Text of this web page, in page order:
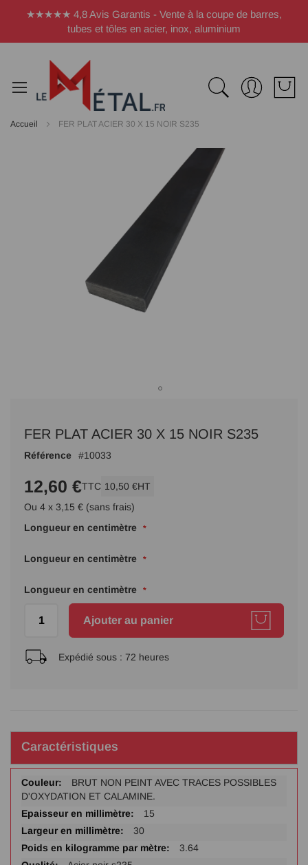
★★★★★ 4,8 Avis Garantis - Vente à la coupe de barres,
tubes et tôles en acier, inox, aluminium
Accueil FER PLAT ACIER 30 X 15 NOIR S235
début
d’images
FER PLAT ACIER 30 X 15 NOIR S235
Référence 10033
12,60 €TTC 10,50 €HT
Ou 4 x 3,15 € (sans frais)
Longueur en centimètre
Longueur en centimètre
Longueur en centimètre
Ajouter au panier
Expédié sous : 72 heures
Caractéristiques
Plus
d'infos
BRUT NON PEINT AVEC TRACES POSSIBLES
D'OXYDATION ET CALAMINE.
15
30
3.64